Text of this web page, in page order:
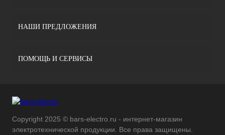
НАШИ ПРЕДЛОЖЕНИЯ
ПОМОЩЬ И СЕРВИСЫ
Copyright 2025 © bars-electro.ru - интернет-магазин
электротехнической продукции. Все права защищены.